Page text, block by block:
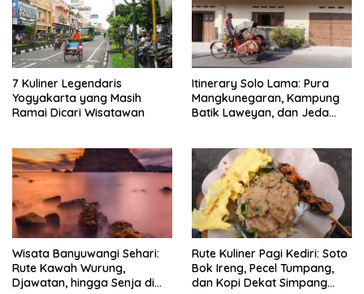
7 Kuliner Legendaris
Yogyakarta yang Masih
Ramai Dicari Wisatawan
Itinerary Solo Lama: Pura
Mangkunegaran, Kampung
Batik Laweyan, dan Jeda
Wisata Banyuwangi Sehari:
Rute Kawah Wurung,
Djawatan, hingga Senja di
Rute Kuliner Pagi Kediri: Soto
Bok Ireng, Pecel Tumpang,
dan Kopi Dekat Simpang